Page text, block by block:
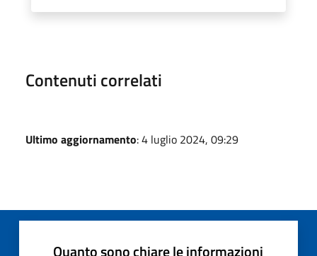
Contenuti correlati
Ultimo aggiornamento: 4 luglio 2024, 09:29
Quanto sono chiare le informazioni